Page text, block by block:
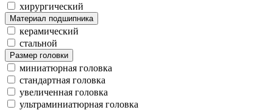
хирургический
Материал подшипника
керамический
стальной
Размер головки
миниатюрная головка
стандартная головка
увеличенная головка
ультраминиатюрная головка